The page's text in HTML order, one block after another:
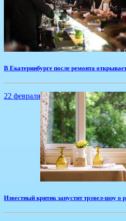
В Екатеринбурге после ремонта
22 февраля
Известный критик запустит трэвел-шоу о